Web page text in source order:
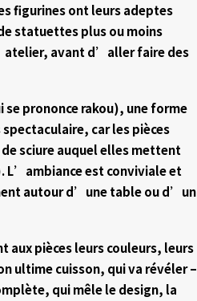
figurines ont leurs adeptes
statuettes plus ou moins
avant d’aller faire des
se prononce rakou), une forme
car les pièces
sciure auquel elles mettent
L’ambiance est conviviale et
autour d’une table ou d’un
aux pièces leurs couleurs, leurs
ultime cuisson, qui va révéler –
qui mêle le design, la